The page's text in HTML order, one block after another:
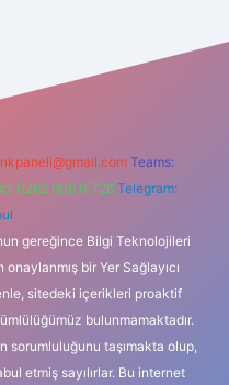
Teams:
0262 606 0 726 Telegram:
gereğince Bilgi Teknolojileri
bir Yer Sağlayıcı
sitedeki içerikleri proaktif
bulunmamaktadır.
sorumluluğunu taşımakta olup,
etmiş sayılırlar. Bu internet